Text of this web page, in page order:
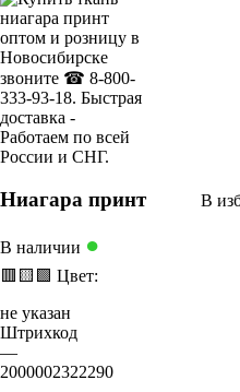
Ниагара принт В
В наличии ●
🟥 🟨 🟩 Цвет:
не указан
Штрихкод
—
2000002322290